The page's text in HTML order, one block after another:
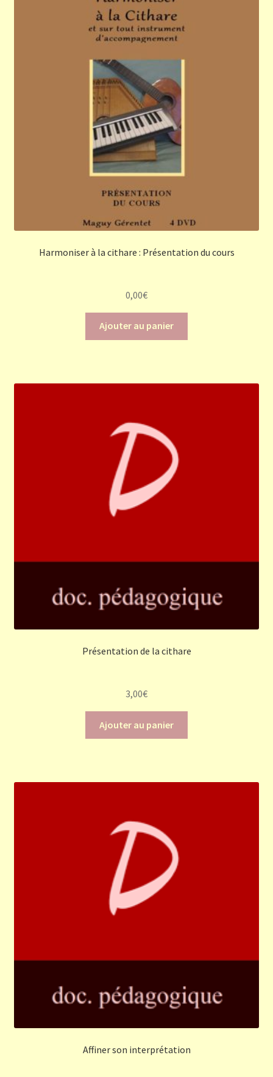
Harmoniser à la cithare : Présentation du cours
0,00€
Ajouter au panier
Présentation de la cithare
3,00€
Ajouter au panier
Affiner son interprétation